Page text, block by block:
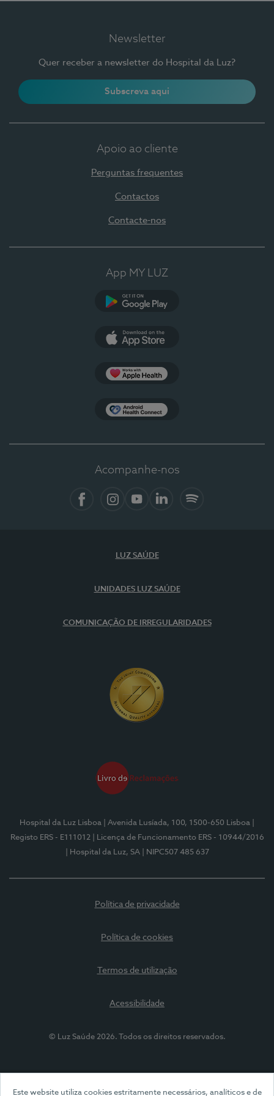
Este website utiliza cookies estritamente necessários, analíticos e de
Newsletter
Quer receber a newsletter do Hospital da Luz?
Subscreva aqui
Apoio ao cliente
Perguntas frequentes
Contactos
Contacte-nos
App MY LUZ
Acompanhe-nos
LUZ SAÚDE
UNIDADES LUZ SAÚDE
COMUNICAÇÃO DE IRREGULARIDADES
Hospital da Luz Lisboa | Avenida Lusíada, 100, 1500-650 Lisboa
Registo ERS - E111012
| Licença de Funcionamento ERS - 10944/2016
| Hospital da Luz, SA
| NIPC507 485 637
Política de privacidade
Política de cookies
Termos de utilização
Acessibilidade
© Luz Saúde 2026. Todos os direitos reservados.